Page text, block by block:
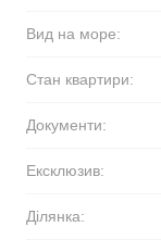
Вид на море:
Стан квартири:
Документи:
Ексклюзив:
Ділянка: